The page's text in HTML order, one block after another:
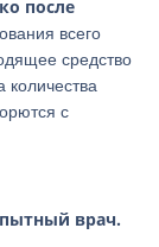
после
всего
средство
количества
с
врач.